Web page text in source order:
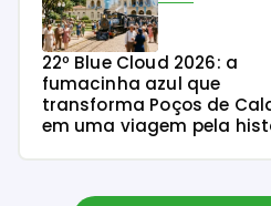
22º Blue Cloud 2026: a
fumacinha azul que
transforma Poços de
em uma viagem pela